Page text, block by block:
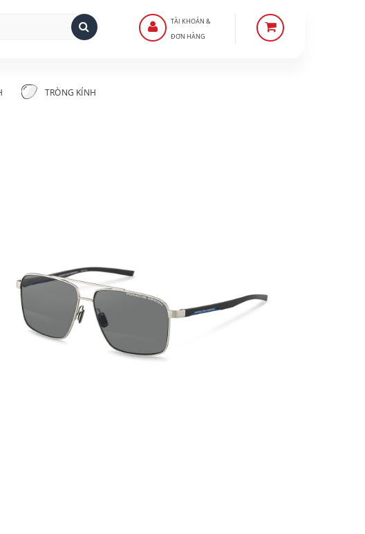
TÀI KHOẢN &
ĐƠN HÀNG
TRÒNG KÍNH